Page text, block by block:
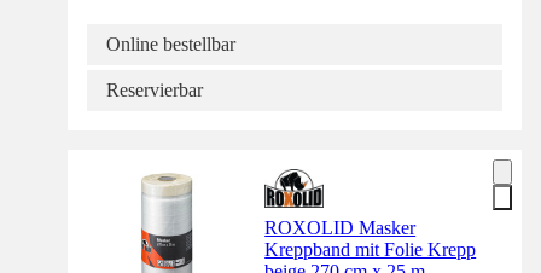
Online bestellbar
Reservierbar
ROXOLID Masker
Kreppband mit Folie Krepp